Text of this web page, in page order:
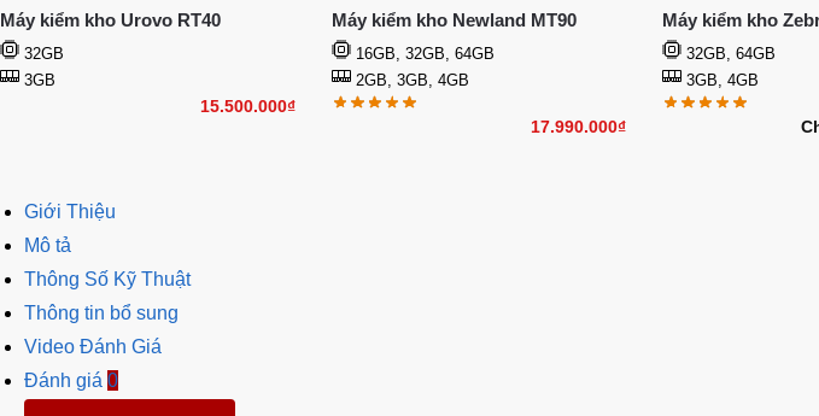
Máy kiểm kho Urovo RT40
32GB
3GB
15.500.000₫
Máy kiểm kho Newland MT90
16GB, 32GB, 64GB
2GB, 3GB, 4GB
17.990.000₫
Máy kiểm kho
32GB, 64GB
3GB, 4GB
Giới Thiệu
Mô tả
Thông Số Kỹ Thuật
Thông tin bổ sung
Video Đánh Giá
Đánh giá 0